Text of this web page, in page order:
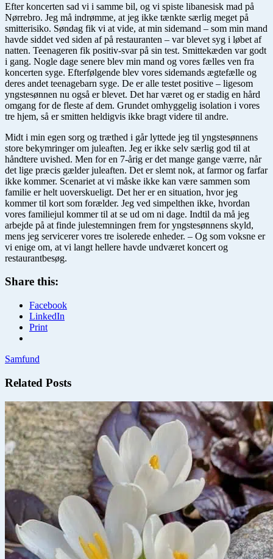
Efter koncerten sad vi i samme bil, og vi spiste libanesisk mad på
Nørrebro. Jeg må indrømme, at jeg ikke tænkte særlig meget på
smitterisiko. Søndag fik vi at vide, at min sidemand – som min mand
havde siddet ved siden af på restauranten – var blevet syg i løbet af
natten. Teenageren fik positiv-svar på sin test. Smittekæden var godt
i gang. Nogle dage senere blev min mand og vores fælles ven fra
koncerten syge. Efterfølgende blev vores sidemands ægtefælle og
deres andet teenagebarn syge. De er alle testet positive – ligesom
yngstesønnen nu også er blevet. Det har været og er stadig en hård
omgang for de fleste af dem. Grundet omhyggelig isolation i vores
tre hjem, så er smitten heldigvis ikke bragt videre til andre.
Midt i min egen sorg og træthed i går lyttede jeg til yngstesønnens
store bekymringer om juleaften. Jeg er ikke selv særlig god til at
håndtere uvished. Men for en 7-årig er det mange gange værre, når
det lige præcis gælder juleaften. Det er slemt nok, at farmor og farfar
ikke kommer. Scenariet at vi måske ikke kan være sammen som
familie er helt uoverskueligt. Det her er en situation, hvor jeg
kommer til kort som forælder. Jeg ved simpelthen ikke, hvordan
vores familiejul kommer til at se ud om ni dage. Indtil da må jeg
arbejde på at finde julestemningen frem for yngstesønnens skyld,
mens jeg servicerer vores tre isolerede enheder. – Og som voksne er
vi enige om, at vi langt hellere havde undværet koncert og
restaurantbesøg.
Share this:
Facebook
LinkedIn
Print
Samfund
Related Posts